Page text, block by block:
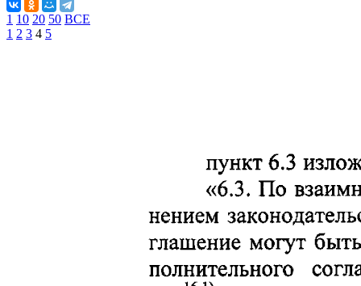
1 10 20 50 ВСЕ
1 2 3 4 5